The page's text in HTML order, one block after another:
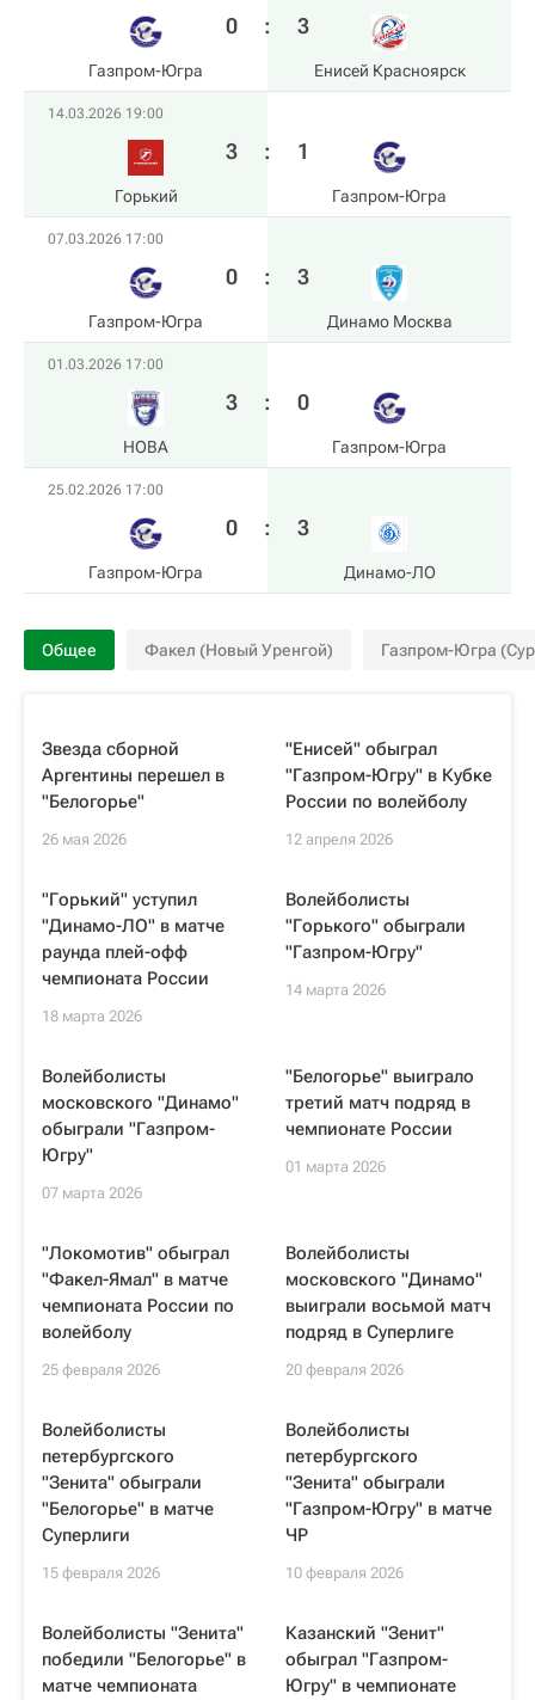
Газпром-Югра
0 : 3
Енисей Красноярск
14.03.2026 19:00
Горький
3 : 1
Газпром-Югра
07.03.2026 17:00
Газпром-Югра
0 : 3
Динамо Москва
01.03.2026 17:00
HOBA
3 : 0
Газпром-Югра
25.02.2026 17:00
Газпром-Югра
0 : 3
Динамо-ЛО
Общее Факел (Новый Уренгой) Газпром-Югра
Звезда сборной
Аргентины перешел в
"Белогорье"
26 мая 2026
"Енисей" обыграл
"Газпром-Югру" в Кубке
России по волейболу
12 апреля 2026
"Горький" уступил
"Динамо-ЛО" в матче
раунда плей-офф
чемпионата России
18 марта 2026
Волейболисты
"Горького" обыграли
"Газпром-Югру"
14 марта 2026
Волейболисты
московского "Динамо"
обыграли "Газпром-
Югру"
07 марта 2026
"Белогорье" выиграло
третий матч подряд в
чемпионате России
01 марта 2026
"Локомотив" обыграл
"Факел-Ямал" в матче
чемпионата России по
волейболу
25 февраля 2026
Волейболисты
московского "Динамо"
выиграли восьмой матч
подряд в Суперлиге
20 февраля 2026
Волейболисты
петербургского
"Зенита" обыграли
"Белогорье" в матче
Суперлиги
15 февраля 2026
Волейболисты
петербургского
"Зенита" обыграли
"Газпром-Югру" в матче
ЧР
10 февраля 2026
Волейболисты "Зенита"
победили "Белогорье" в
матче чемпионата
Казанский "Зенит"
обыграл "Газпром-
Югру" в чемпионате